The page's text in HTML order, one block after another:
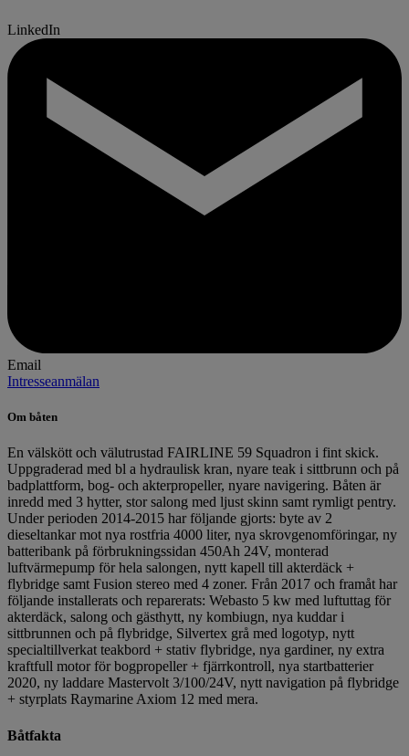
LinkedIn
Email
Intresseanmälan
Om båten
En välskött och välutrustad FAIRLINE 59 Squadron i fint skick.
Uppgraderad med bl a hydraulisk kran, nyare teak i sittbrunn och på
badplattform, bog- och akterpropeller, nyare navigering. Båten är
inredd med 3 hytter, stor salong med ljust skinn samt rymligt pentry.
Under perioden 2014-2015 har följande gjorts: byte av 2
dieseltankar mot nya rostfria 4000 liter, nya skrovgenomföringar, ny
batteribank på förbrukningssidan 450Ah 24V, monterad
luftvärmepump för hela salongen, nytt kapell till akterdäck +
flybridge samt Fusion stereo med 4 zoner. Från 2017 och framåt har
följande installerats och reparerats: Webasto 5 kw med luftuttag för
akterdäck, salong och gästhytt, ny kombiugn, nya kuddar i
sittbrunnen och på flybridge, Silvertex grå med logotyp, nytt
specialtillverkat teakbord + stativ flybridge, nya gardiner, ny extra
kraftfull motor för bogpropeller + fjärrkontroll, nya startbatterier
2020, ny laddare Mastervolt 3/100/24V, nytt navigation på flybridge
+ styrplats Raymarine Axiom 12 med mera.
Båtfakta